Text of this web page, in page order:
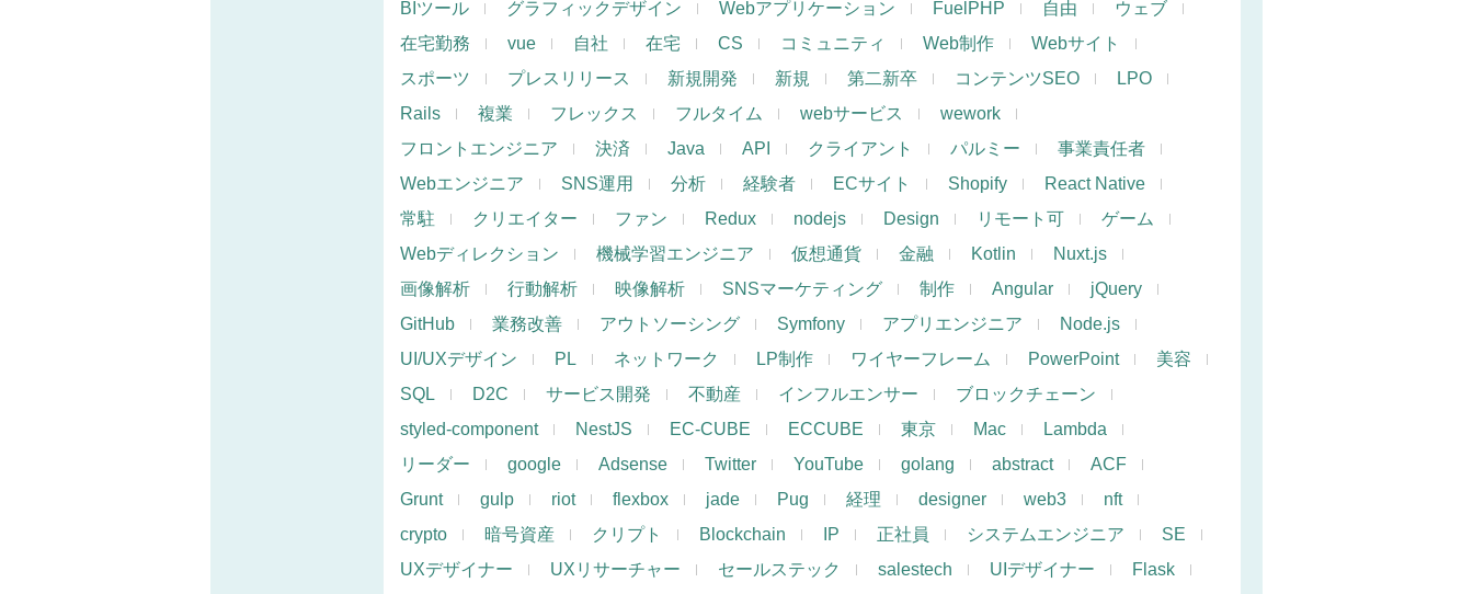
BIツール
グラフィックデザイン Webアプリケーション FuelPHP 自由
ウェブ
在宅勤務
vue 自社 在宅 CS コミュニティ Web制作
Webサイト
スポーツ
プレスリリース 新規開発 新規 第二新卒 コンテンツSEO
LPO
Rails
複業 フレックス フルタイム webサービス
wework
フロントエンジニア
決済 Java API クライアント パルミー
事業責任者
Webエンジニア
SNS運用 分析 経験者 ECサイト Shopify
React Native
常駐
クリエイター ファン Redux nodejs Design リモート可
ゲーム
Webディレクション
機械学習エンジニア 仮想通貨 金融 Kotlin
Nuxt.js
画像解析
行動解析 映像解析 SNSマーケティング 制作 Angular
jQuery
GitHub
業務改善 アウトソーシング Symfony アプリエンジニア
Node.js
UI/UXデザイン
PL ネットワーク LP制作 ワイヤーフレーム PowerPoint
美容
SQL
D2C サービス開発 不動産 インフルエンサー
ブロックチェーン
styled-component
NestJS EC-CUBE ECCUBE 東京 Mac
Lambda
リーダー
google Adsense Twitter YouTube golang abstract
ACF
Grunt
gulp riot flexbox jade Pug 経理 designer web3
nft
crypto
暗号資産 クリプト Blockchain IP 正社員 システムエンジニア
SE
UXデザイナー
UXリサーチャー セールステック salestech UIデザイナー
Flask